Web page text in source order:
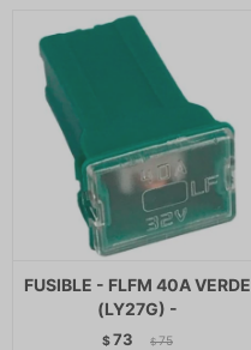
FUSIBLE - FLFM 40A VERDE
(LY27G) -
$73 $ 75